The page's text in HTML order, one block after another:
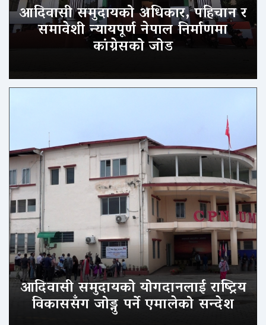
आदिवासी समुदायको अधिकार, पहिचान र
समावेशी न्यायपूर्ण नेपाल निर्माणमा
कांग्रेसको जोड
आदिवासी समुदायको योगदानलाई राष्ट्रिय
विकाससँग जोड्नु पर्ने एमालेको सन्देश